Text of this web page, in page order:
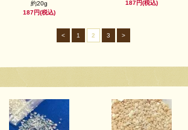
約20g
187円(税込)
187円(税込)
< 1 2 3 >